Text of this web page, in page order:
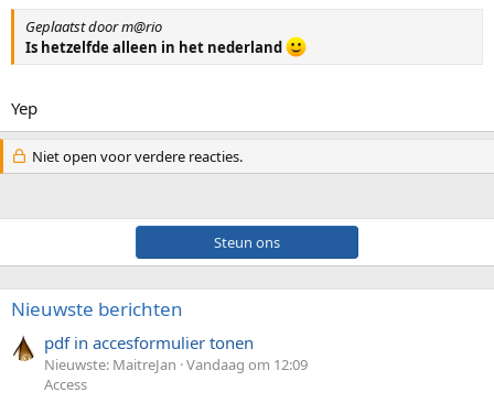
Geplaatst door m@rio
Is hetzelfde alleen in het nederland
Yep
Niet open voor verdere reacties.
Steun ons
Nieuwste berichten
pdf in accesformulier tonen
Nieuwste: MaitreJan Vandaag om 12:09
Access